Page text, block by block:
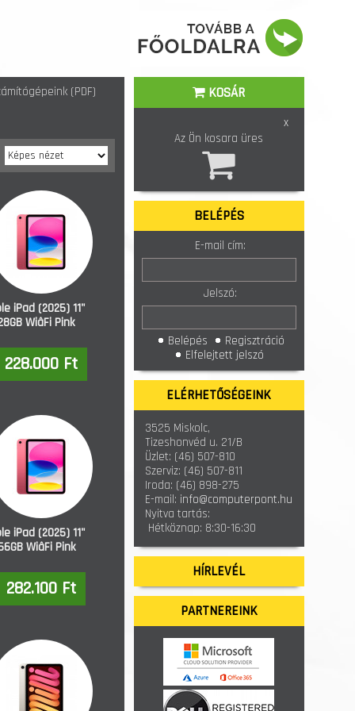
(PDF)
iPad (2025) 11"
WiâFi Pink
228.000 Ft
iPad (2025) 11"
WiâFi Pink
282.100 Ft
KOSÁR
x
Az Ön kosara üres
BELÉPÉS
E-mail cím:
Jelszó:
Belépés
Regisztráció
Elfelejtett jelszó
ELÉRHETŐSÉGEINK
3525 Miskolc,
Tizeshonvéd u. 21/B
Üzlet: (46) 507-810
Szerviz: (46) 507-811
Iroda: (46) 898-275
E-mail: info@computerpont.hu
Nyitva tartás:
Hétköznap: 8:30-16:30
HÍRLEVÉL
PARTNEREINK